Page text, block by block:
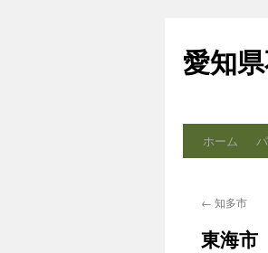
テ
ン
ス
ッ
愛知
ホーム
← 知多市
東海市